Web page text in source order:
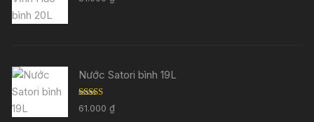
hạng5.00
Nước Satori bình 19L
Được xếp
hạng5.00
61.000₫